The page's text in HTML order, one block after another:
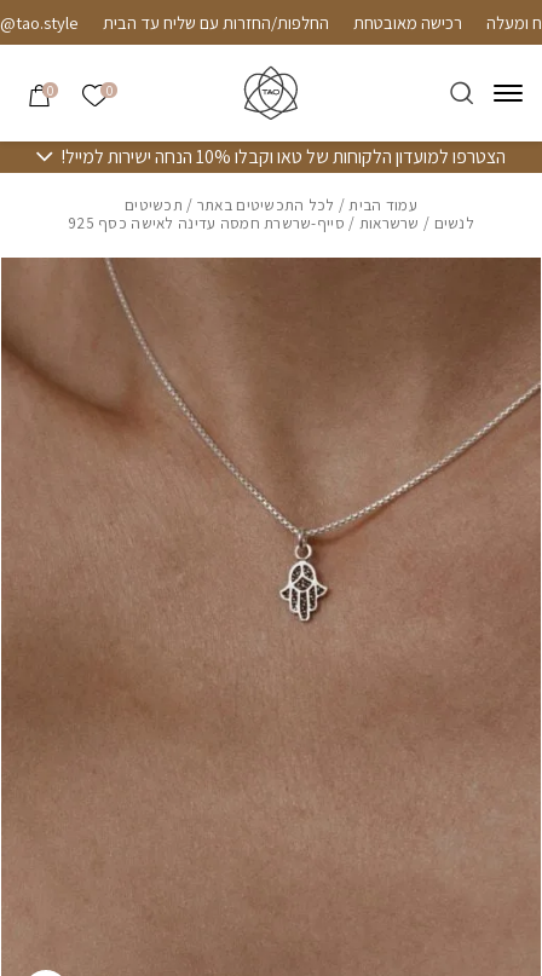
Skip to Contentרכישה מאובטחת החלפות/החזרות עם שליח עד הבית
0 הרשימה
0
הצטרפו למועדון הלקוחות של טאו וקבלו 10% הנחה ישירות למייל!
עמוד הבית/ לכל התכשיטים באתר / תכשיטים
לנשים / שרשראות / סייף-שרשרת חמסה עדינה לאישה כסף 925
בחזרה למעלה